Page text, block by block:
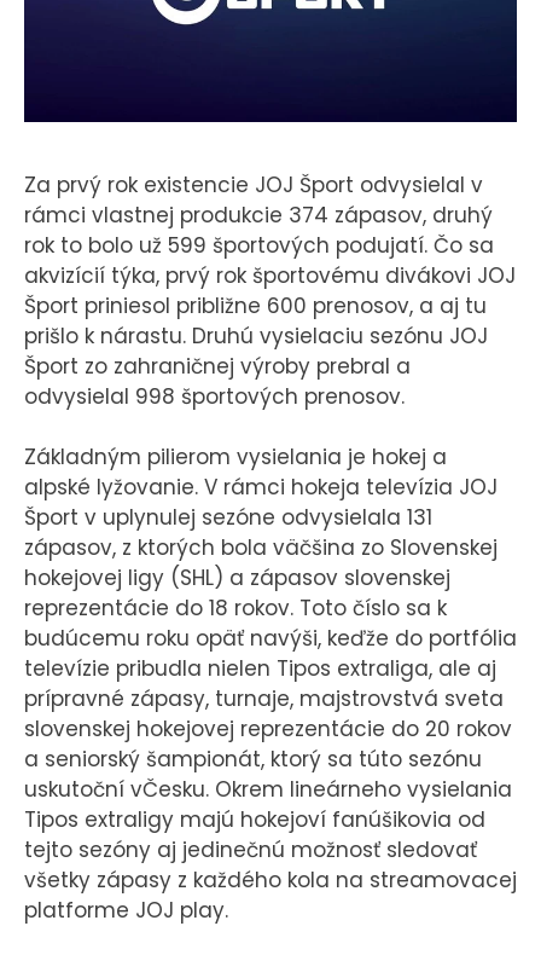
KONTAKT
Za prvý rok existencie JOJ Šport odvysielal v
rámci vlastnej produkcie 374 zápasov, druhý
rok to bolo už 599 športových podujatí. Čo sa
akvizícií týka, prvý rok športovému divákovi JOJ
Šport priniesol približne 600 prenosov, a aj tu
prišlo k nárastu. Druhú vysielaciu sezónu JOJ
Šport zo zahraničnej výroby prebral a
odvysielal 998 športových prenosov.
Základným pilierom vysielania je hokej a
alpské lyžovanie. V rámci hokeja televízia JOJ
Šport v uplynulej sezóne odvysielala 131
zápasov, z ktorých bola väčšina zo Slovenskej
hokejovej ligy (SHL) a zápasov slovenskej
reprezentácie do 18 rokov. Toto číslo sa k
budúcemu roku opäť navýši, keďže do portfólia
televízie pribudla nielen Tipos extraliga, ale aj
prípravné zápasy, turnaje, majstrovstvá sveta
slovenskej hokejovej reprezentácie do 20 rokov
a seniorský šampionát, ktorý sa túto sezónu
uskutoční vČesku. Okrem lineárneho vysielania
Tipos extraligy majú hokejoví fanúšikovia od
tejto sezóny aj jedinečnú možnosť sledovať
všetky zápasy z každého kola na streamovacej
platforme JOJ play.